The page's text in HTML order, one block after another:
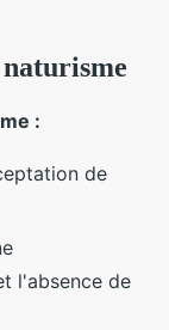
:
de
l'absence de